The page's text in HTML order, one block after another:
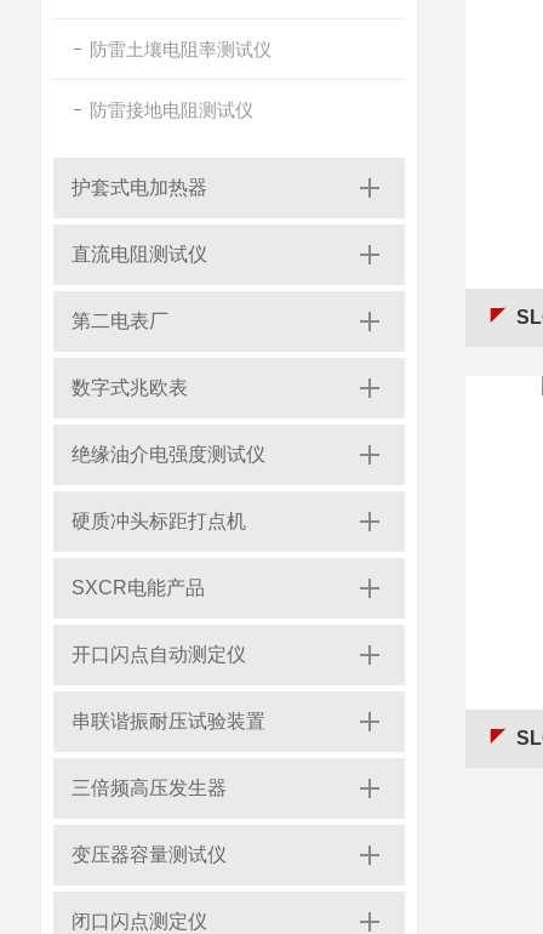
防雷土壤电阻率测试仪
防雷接地电阻测试仪
护套式电加热器
直流电阻测试仪
第二电表厂
数字式兆欧表
绝缘油介电强度测试仪
硬质冲头标距打点机
SXCR电能产品
开口闪点自动测定仪
串联谐振耐压试验装置
三倍频高压发生器
变压器容量测试仪
闭口闪点测定仪